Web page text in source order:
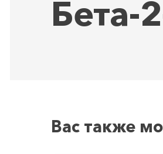
Бета-
Вас также